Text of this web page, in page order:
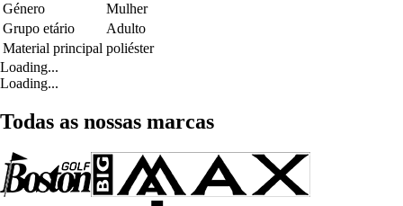
Género
Mulher
Grupo etário
Adulto
Material principal poliéster
Loading...
Loading...
Todas as nossas marcas